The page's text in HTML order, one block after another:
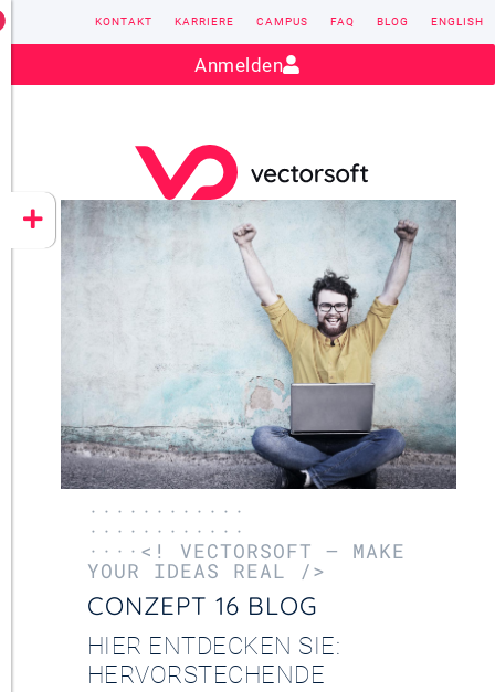
CONZEPT 16
YEET
Kontakt:sales@vectorsoft.de
KONTAKT KARRIERE CAMPUS FAQ BLOG ENGLISH
Anmelden
············
············
····<! VECTORSOFT – MAKE
YOUR IDEAS REAL />
CONZEPT 16 BLOG
HIER ENTDECKEN SIE:
HERVORSTECHENDE